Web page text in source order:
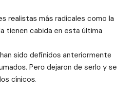
realistas más radicales como la
tienen cabida en esta última
sido definidos anteriormente
Pero dejaron de serlo y se
cínicos.